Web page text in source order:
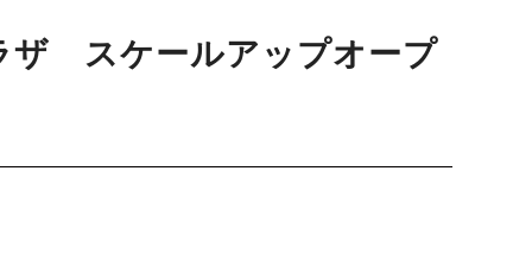
ザ スケールアップオープ